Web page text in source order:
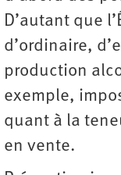
D’autant que
d’ordinaire,
production
exemple,
quant à la
en vente.